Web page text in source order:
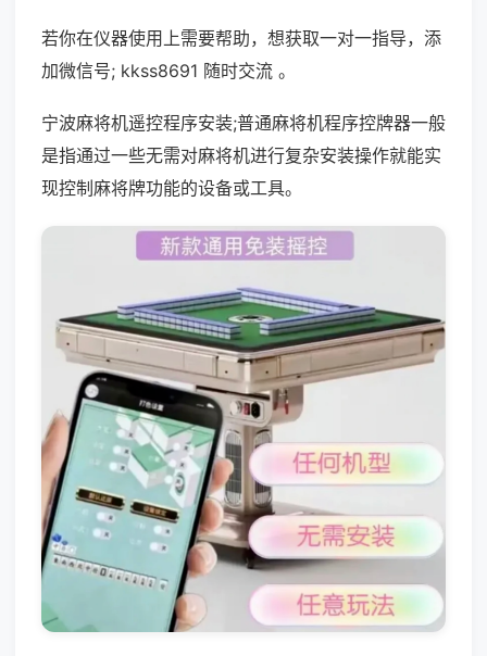
若你在仪器使用上需要帮助，想获取一对一指导，添
加微信号; kkss8691 随时交流 。
宁波麻将机遥控程序安装;普通麻将机程序控牌器一般
是指通过一些无需对麻将机进行复杂安装操作就能实
现控制麻将牌功能的设备或工具。